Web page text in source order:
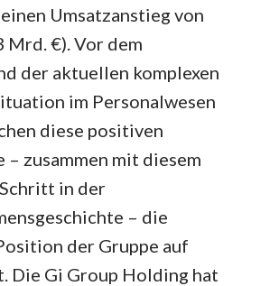
Umsatzanstieg von
Mrd. €). Vor dem
der aktuellen komplexen
im Personalwesen
diese positiven
– zusammen mit diesem
in der
– die
der Gruppe auf
Die Gi Group Holding hat